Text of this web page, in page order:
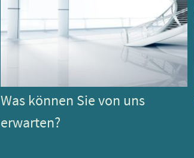
Was können Sie von uns
erwarten?